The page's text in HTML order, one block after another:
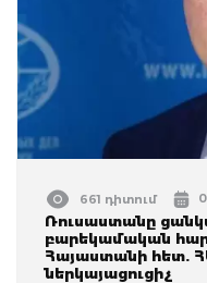
661 դիտում
Ռուսաստանը
բարեկամական
Հայաստանի հետ.
ներկայացուցիչ